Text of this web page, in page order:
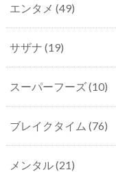
エンタメ (49)
サザナ (19)
スーパーフーズ(10)
ブレイクタイム (76)
メンタル(21)